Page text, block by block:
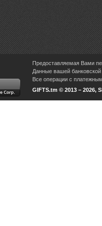
Предоставляемая Вами
Данные вашей
Все операции с
GIFTS.tm © 2013 – 2026,